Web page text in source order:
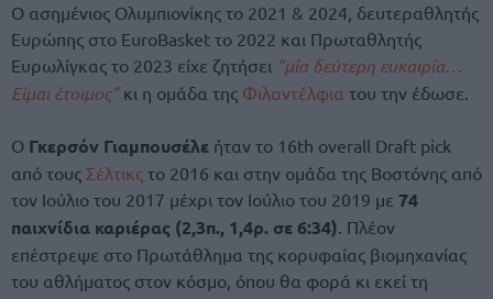
Ο ασημένιος Ολυμπιονίκης το 2021 & 2024, δευτεραθλητής
Ευρώπης στο EuroBasket το 2022 και Πρωταθλητής
Ευρωλίγκας το 2023 είχε ζητήσει “μία δεύτερη ευκαιρία…
Είμαι έτοιμος” κι η ομάδα της Φιλαντέλφια του την έδωσε.
Ο Γκερσόν Γιαμπουσέλε ήταν το 16th overall Draft pick
από τους Σέλτικς το 2016 και στην ομάδα της Βοστόνης από
τον Ιούλιο του 2017 μέχρι τον Ιούλιο του 2019 με 74
παιχνίδια καριέρας (2,3π., 1,4ρ. σε 6:34) . Πλέον
επέστρεψε στο Πρωτάθλημα της κορυφαίας βιομηχανίας
του αθλήματος στον κόσμο, όπου θα φορά κι εκεί τη